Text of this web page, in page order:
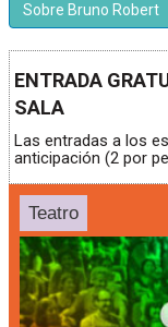
Sobre Bruno Robert
ENTRADA
SALA
Las entradas a los
anticipación (2 por
Teatro